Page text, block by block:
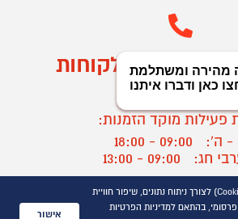
ושירות לקוחות
03-9545370
פעילות מוקד הזמנות:
- ה':
09:00 - 18:00
חג:
09:00 - 13:00
מוקד שירות לקוחות:
- ד':
09:00 - 16:30
אתר זה משתמש בעוגיות (Cookies) לצורך ניתוח נתונים, שיפור חוויית
בהתאם למדיניות הפרטיות
אישור